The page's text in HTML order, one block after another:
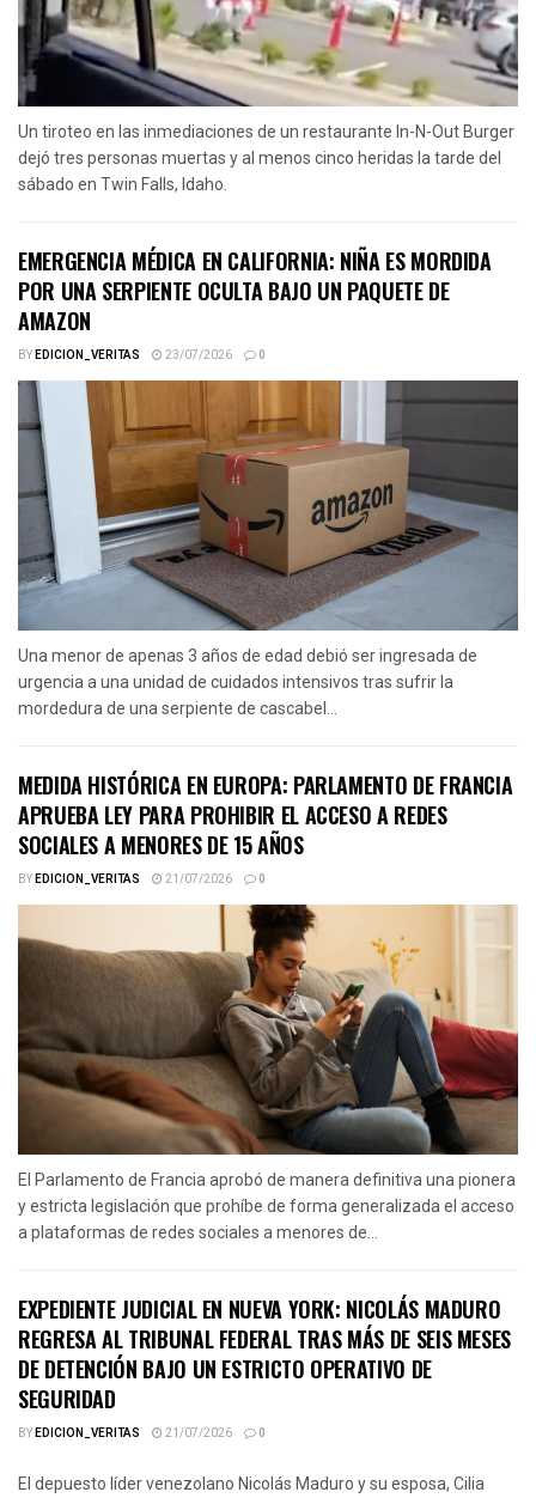
Un tiroteo en las inmediaciones de un restaurante In-N-Out Burger
dejó tres personas muertas y al menos cinco heridas la tarde del
sábado en Twin Falls, Idaho.
EMERGENCIA MÉDICA EN CALIFORNIA: NIÑA ES MORDIDA
POR UNA SERPIENTE OCULTA BAJO UN PAQUETE DE
AMAZON
BYEDICION_VERITAS 23/07/2026 0
Una menor de apenas 3 años de edad debió ser ingresada de
urgencia a una unidad de cuidados intensivos tras sufrir la
mordedura de una serpiente de cascabel...
MEDIDA HISTÓRICA EN EUROPA: PARLAMENTO DE FRANCIA
APRUEBA LEY PARA PROHIBIR EL ACCESO A REDES
SOCIALES A MENORES DE 15 AÑOS
BYEDICION_VERITAS 21/07/2026 0
El Parlamento de Francia aprobó de manera definitiva una pionera
y estricta legislación que prohíbe de forma generalizada el acceso
a plataformas de redes sociales a menores de...
EXPEDIENTE JUDICIAL EN NUEVA YORK: NICOLÁS MADURO
REGRESA AL TRIBUNAL FEDERAL TRAS MÁS DE SEIS MESES
DE DETENCIÓN BAJO UN ESTRICTO OPERATIVO DE
SEGURIDAD
BYEDICION_VERITAS 21/07/2026 0
El depuesto líder venezolano Nicolás Maduro y su esposa, Cilia